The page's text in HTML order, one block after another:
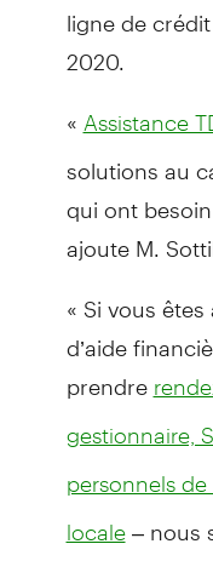
ligne de
2020.
« Assistance
solutions au
qui ont
ajoute M.
« Si vous
d’aide
prendre
gestionnaire,
personnels
locale– nous